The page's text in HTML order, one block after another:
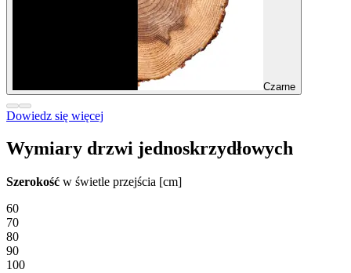
Czarne
Dowiedz się więcej
Wymiary drzwi jednoskrzydłowych
Szerokość w świetle przejścia [cm]
60
70
80
90
100